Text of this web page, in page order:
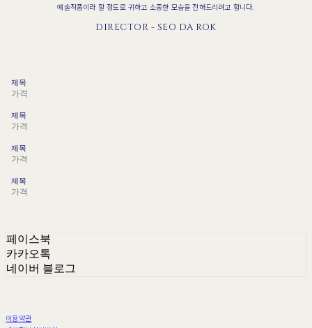
예술작품이라 할 정도로 귀하고 소중한 모습을 전해드리려고 합니다.
DIRECTOR - SEO DA ROK
제목
가격
제목
가격
제목
가격
제목
가격
페이스북
카카오톡
네이버 블로그
이용약관